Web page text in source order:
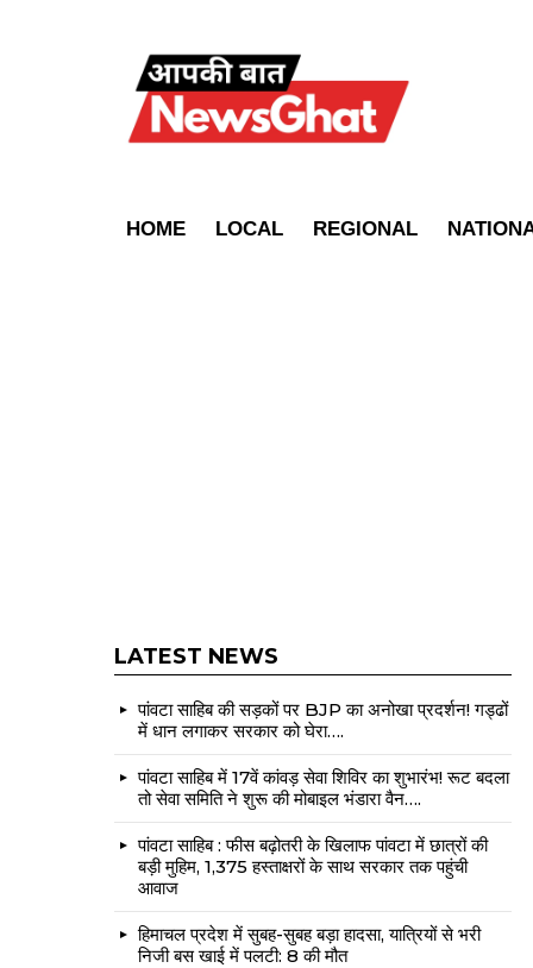
HOME LOCAL REGIONAL
LATEST NEWS
पांवटा साहिब की सड़कों पर BJP का अनोखा प्रदर्शन! गड्ढों
में धान लगाकर सरकार को घेरा….
पांवटा साहिब में 17वें कांवड़ सेवा शिविर का शुभारंभ! रूट बदला
तो सेवा समिति ने शुरू की मोबाइल भंडारा वैन….
पांवटा साहिब : फीस बढ़ोतरी के खिलाफ पांवटा में छात्रों की
बड़ी मुहिम, 1,375 हस्ताक्षरों के साथ सरकार तक पहुंची
आवाज
हिमाचल प्रदेश में सुबह-सुबह बड़ा हादसा, यात्रियों से भरी
निजी बस खाई में पलटी: 8 की मौत